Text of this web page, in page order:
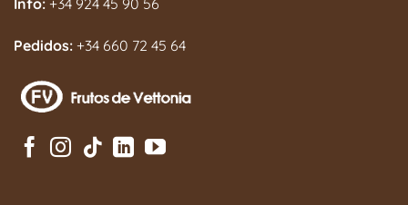
Pedidos: +34 660 72 45 64